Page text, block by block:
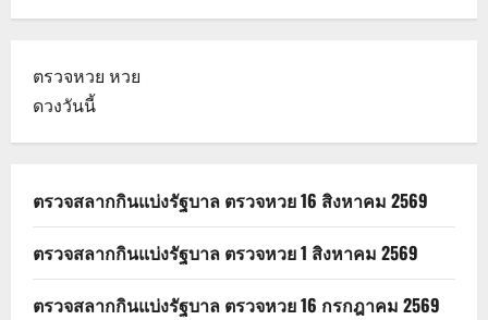
ตรวจหวย หวย
ดวงวันนี้
ตรวจสลากกินแบ่งรัฐบาล ตรวจหวย 16 สิงหาคม 2569
ตรวจสลากกินแบ่งรัฐบาล ตรวจหวย 1 สิงหาคม 2569
ตรวจสลากกินแบ่งรัฐบาล ตรวจหวย 16 กรกฎาคม 2569